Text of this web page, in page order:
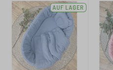
AUF LAGER